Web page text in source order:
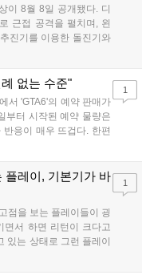
이 8월 8일 공개됐다. 디
근접 공격을 펼치며, 왼
진기를 이용한 돌진기와
괴 시 맨몸으로 기관총을
될 예정이다....
없는 수준"
서 'GTA6'의 예약 판매가
부터 시작된 예약 물량은
응이 매우 뜨겁다. 한편
식 출시될 예정이며, 록
을 최초 공개할 계획
1
플레이, 기본기가 바
점을 보는 플레이들이 굉
면서 하면 리턴이 크다고
있는 상태로 그런 플레이
고가 계속 많이 났던 것
1